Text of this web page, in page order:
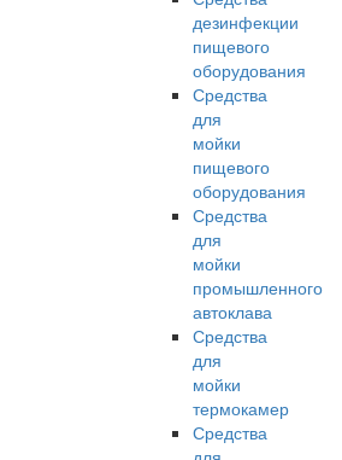
дезинфекции
пищевого
оборудования
Средства
для
мойки
пищевого
оборудования
Средства
для
мойки
промышленного
автоклава
Средства
для
мойки
термокамер
Средства